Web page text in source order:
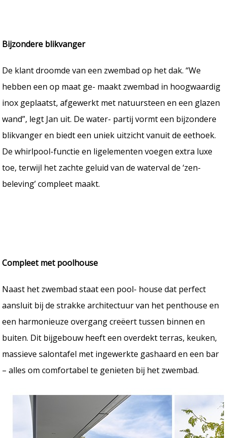
Bijzondere blikvanger
De klant droomde van een zwembad op het dak. “We
hebben een op maat ge- maakt zwembad in hoogwaardig
inox geplaatst, afgewerkt met natuursteen en een glazen
wand”, legt Jan uit. De water- partij vormt een bijzondere
blikvanger en biedt een uniek uitzicht vanuit de eethoek.
De whirlpool-functie en ligelementen voegen extra luxe
toe, terwijl het zachte geluid van de waterval de ‘zen-
beleving’ compleet maakt.
Compleet met poolhouse
Naast het zwembad staat een pool- house dat perfect
aansluit bij de strakke architectuur van het penthouse en
een harmonieuze overgang creëert tussen binnen en
buiten. Dit bijgebouw heeft een overdekt terras, keuken,
massieve salontafel met ingewerkte gashaard en een bar
– alles om comfortabel te genieten bij het zwembad.